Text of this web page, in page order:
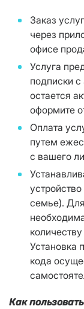
Заказ
через
офисе
Услуга
подписки
остается
оформите
Оплата
путем
с вашего
семье).
Установка
кода
Как